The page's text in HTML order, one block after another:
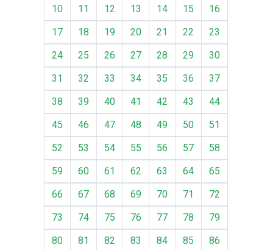
10
11 12 13 14 15
16
17
18 19 20 21 22
23
24
25 26 27 28 29
30
31
32 33 34 35 36
37
38
39 40 41 42 43
44
45
46 47 48 49 50
51
52
53 54 55 56 57
58
59
60 61 62 63 64
65
66
67 68 69 70 71
72
73
74 75 76 77 78
79
80
81 82 83 84 85
86